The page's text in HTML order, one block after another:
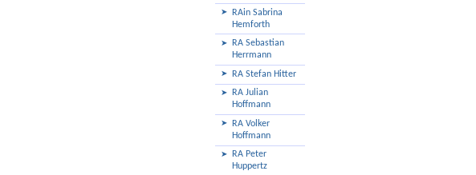
RAin Sabrina
Hemforth
RA Sebastian
Herrmann
RA Stefan Hitter
RA Julian
Hoffmann
RA Volker
Hoffmann
RA Peter
Huppertz